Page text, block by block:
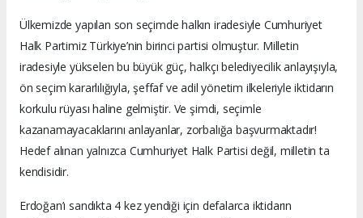
Ülkemizde yapılan son seçimde halkın iradesiyle Cumhuriyet
Halk Partimiz Türkiye’nin birinci partisi olmuştur. Milletin
iradesiyle yükselen bu büyük güç, halkçı belediyecilik anlayışıyla,
ön seçim kararlılığıyla, şeffaf ve adil yönetim ilkeleriyle iktidarın
korkulu rüyası haline gelmiştir. Ve şimdi, seçimle
kazanamayacaklarını anlayanlar, zorbalığa başvurmaktadır!
Hedef alınan yalnızca Cumhuriyet Halk Partisi değil, milletin ta
kendisidir.
Erdoğan’ı sandıkta 4 kez yendiği için defalarca iktidarın